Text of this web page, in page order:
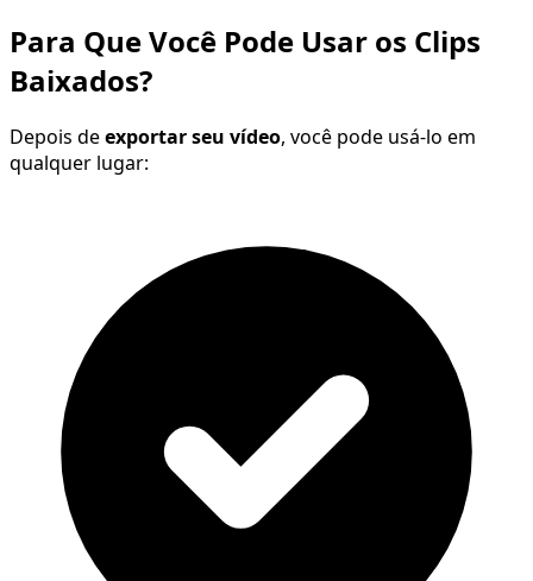
Para Que Você Pode Usar os Clips
Baixados?
Depois deexportar seu vídeo, você pode usá-lo em
qualquer lugar: